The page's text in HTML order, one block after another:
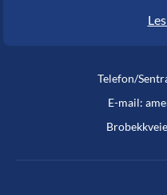
Telefon/
E-mail: